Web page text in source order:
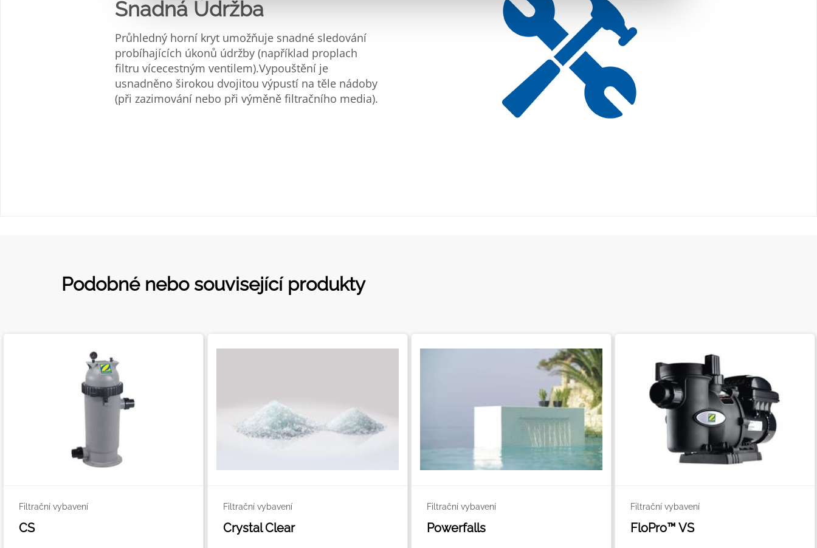
Snadná Údržba
Průhledný horní kryt umožňuje snadné sledování
probíhajících úkonů údržby (například proplach
filtru vícecestným ventilem).Vypouštění je
usnadněno širokou dvojitou výpustí na těle nádoby
(při zazimování nebo při výměně filtračního media).
Podobné nebo související produkty
Filtrační vybavení
CS
Filtrační vybavení
Crystal Clear
Filtrační vybavení
Powerfalls
Filtrační vybavení
FloPro™ VS